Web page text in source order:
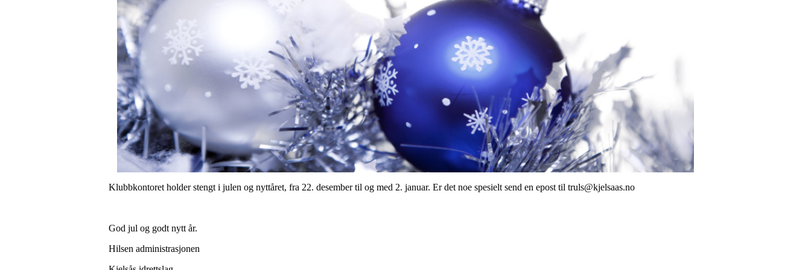
Klubbkontoret holder stengt i julen og nyttåret, fra 22. desember til og med 2. januar. Er det noe spesielt send en epost til truls@kjelsaas.no
God jul og godt nytt år.
Hilsen administrasjonen